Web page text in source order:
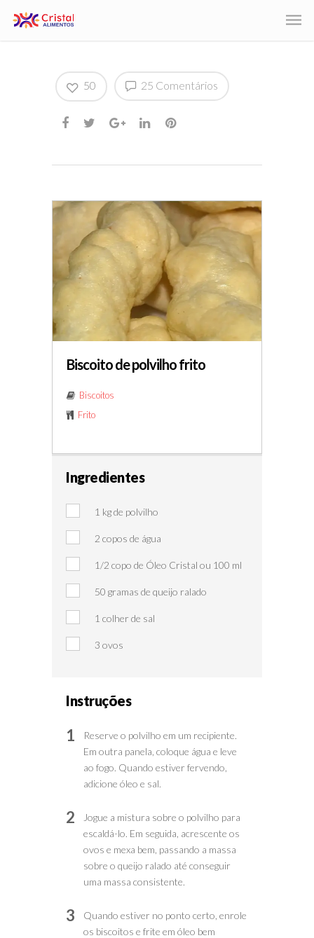
25 Comentários
50
Biscoito de polvilho frito
Biscoitos
Frito
Ingredientes
1 kg de polvilho
2 copos de água
1/2 copo de Óleo Cristal ou 100 ml
50 gramas de queijo ralado
1 colher de sal
3 ovos
Instruções
1
Reserve o polvilho em um recipiente.
Em outra panela, coloque água e leve
ao fogo. Quando estiver fervendo,
adicione óleo e sal.
2
Jogue a mistura sobre o polvilho para
escaldá-lo. Em seguida, acrescente os
ovos e mexa bem, passando a massa
sobre o queijo ralado até conseguir
uma massa consistente.
3
Quando estiver no ponto certo, enrole
os biscoitos e frite em óleo bem